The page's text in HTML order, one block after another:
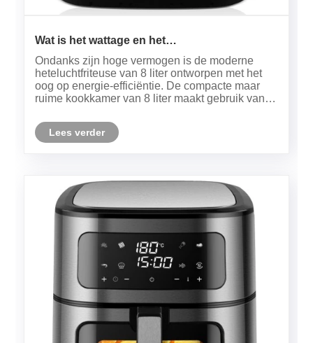
Wat is het wattage en het
verwarmingsvermogen van uw moderne
heteluchtfriteuse van 8 liter?
Ondanks zijn hoge vermogen is de moderne
heteluchtfriteuse van 8 liter ontworpen met het
oog op energie-efficiëntie. De compacte maar
ruime kookkamer van 8 liter maakt gebruik van
bereiden dan conventionele ovens, wat
elektriciteit kan besparen en de t......
Lees verder